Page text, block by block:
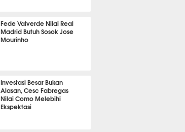
Fede Valverde Nilai Real
Madrid Butuh Sosok Jose
Mourinho
Investasi Besar Bukan
Alasan, Cesc Fabregas
Nilai Como Melebihi
Ekspektasi